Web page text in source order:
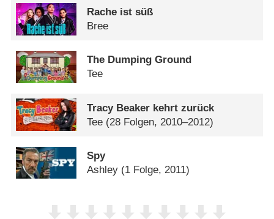
Rache ist süß
Bree
The Dumping Ground
Tee
Tracy Beaker kehrt zurück
Tee (28 Folgen, 2010–2012)
Spy
Ashley (1 Folge, 2011)